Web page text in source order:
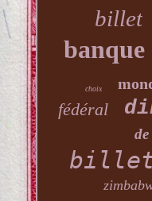
billet
banque
choix
fédéral
billet